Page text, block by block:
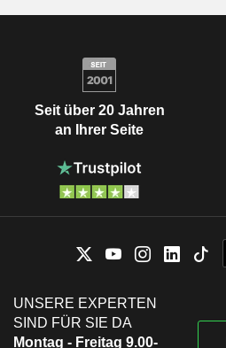
Seit über 20 Jahren
an Ihrer Seite
UNSERE EXPERTEN
SIND FÜR SIE DA
Montag - Freitag 9.00-